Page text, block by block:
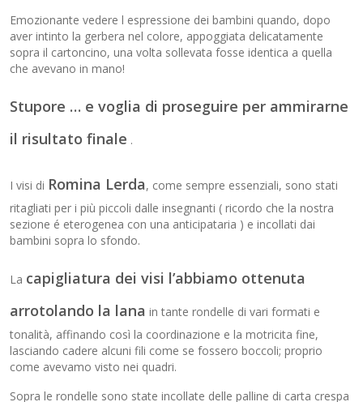
Emozionante vedere l espressione dei bambini quando, dopo
aver intinto la gerbera nel colore, appoggiata delicatamente
sopra il cartoncino, una volta sollevata fosse identica a quella
che avevano in mano!
Stupore … e voglia di proseguire per ammirarne
il risultato finale .
I visi di Romina Lerda, come sempre essenziali, sono stati
ritagliati per i più piccoli dalle insegnanti ( ricordo che la nostra
sezione é eterogenea con una anticipataria ) e incollati dai
bambini sopra lo sfondo.
La capigliatura dei visi l’abbiamo ottenuta
arrotolando la lana in tante rondelle di vari formati e
tonalità, affinando così la coordinazione e la motricita fine,
lasciando cadere alcuni fili come se fossero boccoli; proprio
come avevamo visto nei quadri.
Sopra le rondelle sono state incollate delle palline di carta crespa